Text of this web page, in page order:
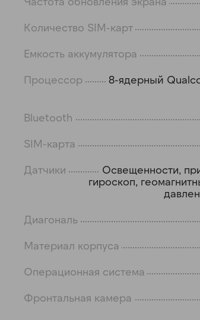
Количество SIM-карт
Емкость аккумулятора
Процессор
8-ядерный
Bluetooth
SIM-карта
Датчики
Освещенности,
гироскоп,
Диагональ
Материал корпуса
Операционная система
Фронтальная камера